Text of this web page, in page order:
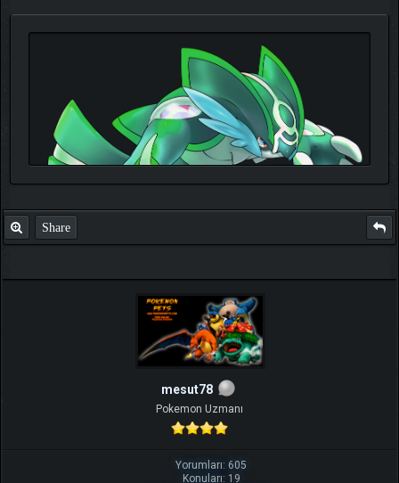
Benim ve diğer eğitmenlerin taktikleri için
Share
mesut78
Pokemon Uzmanı
Yorumları: 605
Konuları: 19